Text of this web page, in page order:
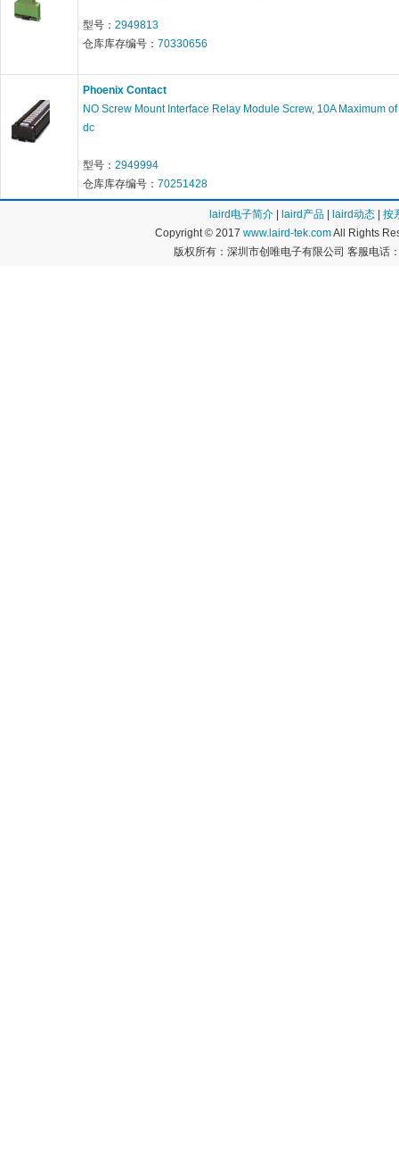
型号： 2949813
仓库库存编号： 70330656
Phoenix Contact
NO Screw Mount Interface Relay Module Screw, 10A Maximum
dc
型号： 2949994
仓库库存编号： 70251428
laird电子简介 laird产品 laird动态
按
Copyright © 2017 www.laird-tek.comAll Rights
版权所有：深圳市创唯电子有限公司 客服电话